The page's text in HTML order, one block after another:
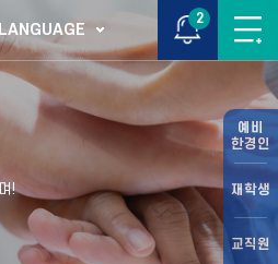
LANGUAGE
2
예비
한경인
재학생
교직원